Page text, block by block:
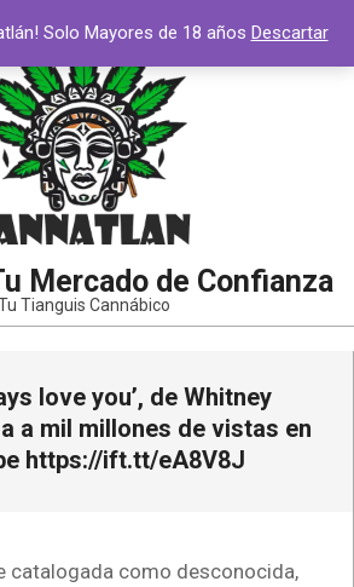
Mercado de Confianza
Tianguis Cannábico
love you’, de Whitney
a mil millones de vistas en
https://ift.tt/eA8V8J
catalogada como desconocida,
Solo Mayores de 18 años Descartar